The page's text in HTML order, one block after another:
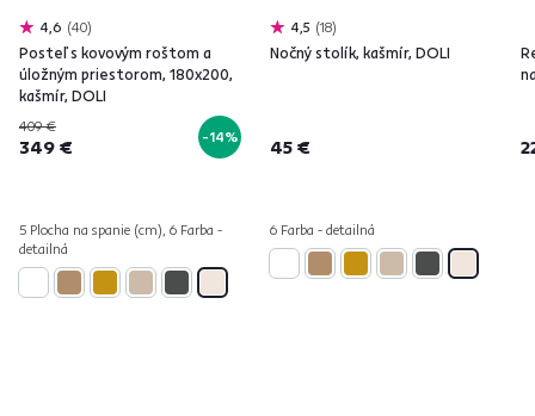
4,6 40
Posteľ s kovovým roštom a
úložným priestorom, 180x200,
kašmír, DOLI
409 €
349 € -14%
5 Plocha na spanie (cm), 6 Farba -
detailná
4,5 18
Nočný stolík, kašmír, DOLI
45 €
6 Farba - detailná